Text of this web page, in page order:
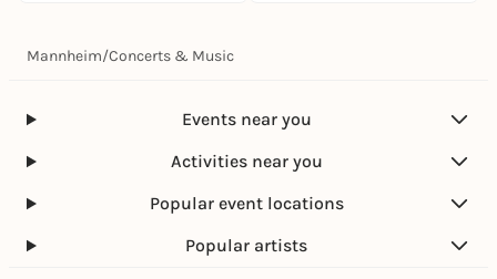
Mannheim/Concerts & Music
Events near you
Activities near you
Popular event locations
Popular artists